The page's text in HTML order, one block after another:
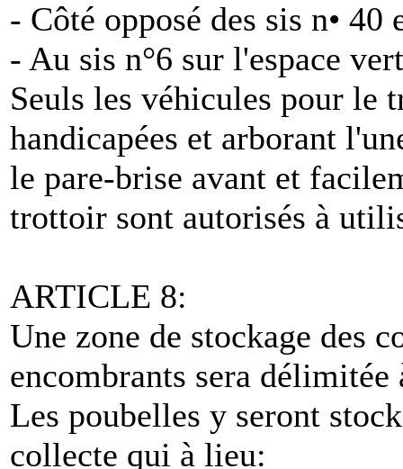
- Côté opposé des sis n• 40
- Au sis n°6 sur l'espace
Seuls les véhicules pour le
handicapées et arborant
le pare-brise avant et
trottoir sont autorisés à
ARTICLE 8:
Une zone de stockage des
encombrants sera
Les poubelles y seront
collecte qui à lieu: